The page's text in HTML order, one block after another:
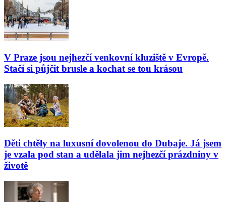
V Praze jsou nejhezčí venkovní kluziště v Evropě.
Stačí si půjčit brusle a kochat se tou krásou
Děti chtěly na luxusní dovolenou do Dubaje. Já jsem
je vzala pod stan a udělala jim nejhezčí prázdniny v
životě